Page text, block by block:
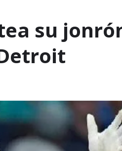
su